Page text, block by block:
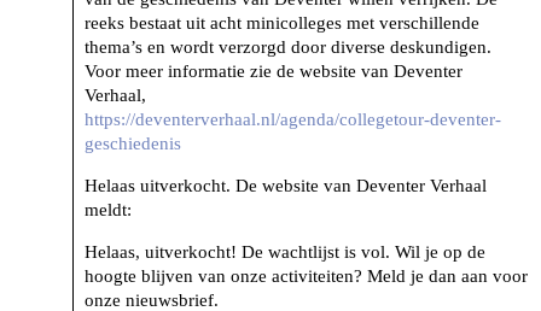
reeks bestaat uit acht minicolleges met verschillende
thema’s en wordt verzorgd door diverse deskundigen.
Voor meer informatie zie de website van Deventer
Verhaal,
https://deventerverhaal.nl/agenda/collegetour-deventer-
geschiedenis
Helaas uitverkocht. De website van Deventer Verhaal
meldt:
Helaas, uitverkocht! De wachtlijst is vol. Wil je op de
hoogte blijven van onze activiteiten? Meld je dan aan voor
onze nieuwsbrief.